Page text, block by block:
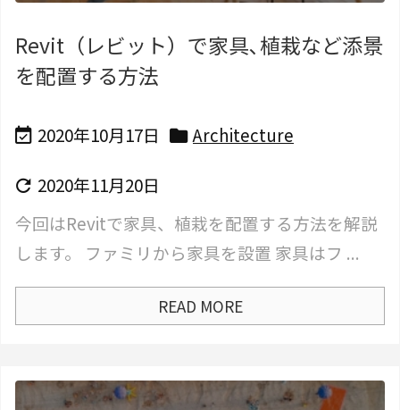
Revit（レビット）で家具､植栽など添景
を配置する方法
 2020年10月17日  Architecture
 2020年11月20日
今回はRevitで家具、植栽を配置する方法を解説
します。 ファミリから家具を設置 家具はフ ...
READ MORE